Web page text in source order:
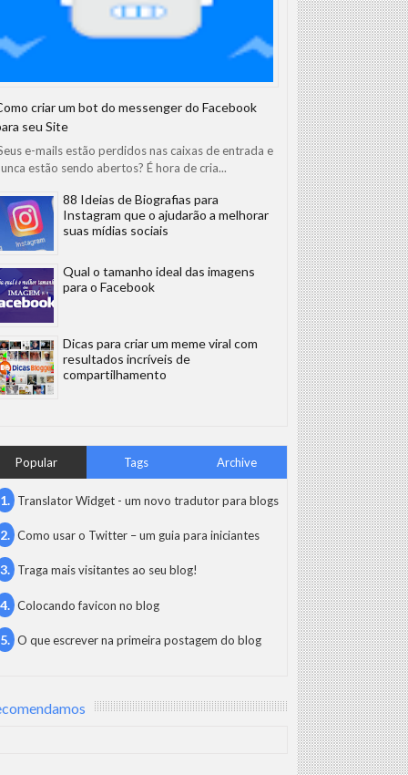
ou grande porte. Com a crescente digitalização da
ao permitir que empresas promovam seus produtos e serviços
para obter resultados impactantes e maximizar o retorno sobre
mercado e dos concorrentes. Essa análise fornece insights
gerar leads qualificados ou aumentar o
maior probabilidade de se interessar pelos produtos ou
Ads. Palavras-chave bem escolhidas garantem que os
criar um bot do messenger do Facebook
seu Site
e-mails estão perdidos nas caixas de entrada e
estão sendo abertos? É hora de cria...
88 Ideias de Biografias para
Instagram que o ajudarão a melhorar
suas mídias sociais
Qual o tamanho ideal das imagens
para o Facebook
Dicas para criar um meme viral com
resultados incríveis de
compartilhamento
Popular Tags Archive
Translator Widget - um novo tradutor para blogs
Como usar o Twitter – um guia para iniciantes
Traga mais visitantes ao seu blog!
Colocando favicon no blog
O que escrever na primeira postagem do blog